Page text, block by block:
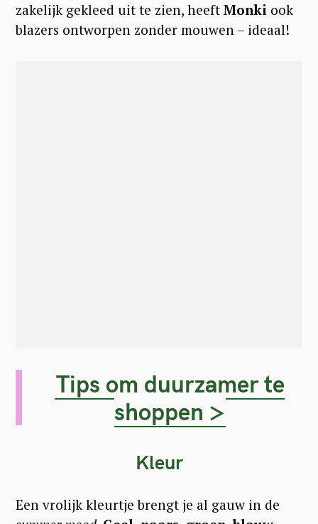
zakelijk gekleed uit te zien, heeft Monki ook
blazers ontworpen zonder mouwen – ideaal!
Tips om duurzamer te
shoppen >
Kleur
Een vrolijk kleurtje brengt je al gauw in de